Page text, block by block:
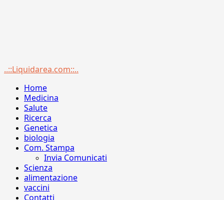
Menu
..::Liquidarea.com::..
Home
Medicina
Salute
Ricerca
Genetica
biologia
Com. Stampa
Invia Comunicati
Scienza
alimentazione
vaccini
Contatti